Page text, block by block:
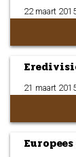
22 maart
21 maart